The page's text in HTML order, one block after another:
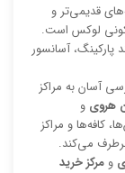
قدیمی‌تر و
لوکس است.
پارکینگ، آسانسور
آسان به مراکز
هروی و
کافه‌ها و مراکز
می‌کند.
و مرکز خرید